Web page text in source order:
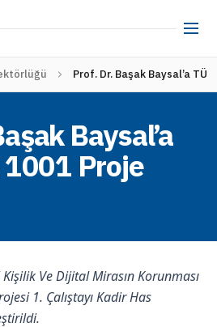
Prof. Dr. Başak Baysal’a
Baysal’a
Proje
Ve Dijital Mirasın Korunması
1. Çalıştayı Kadir Has